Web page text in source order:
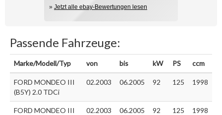
» Jetzt alle ebay-Bewertungen lesen
Passende Fahrzeuge:
Marke/Modell/Typ von bis kW PS ccm
FORD MONDEO III
(B5Y) 2.0 TDCi
02.2003 06.2005 92 125 1998
FORD MONDEO III
02.2003 06.2005 92 125 1998